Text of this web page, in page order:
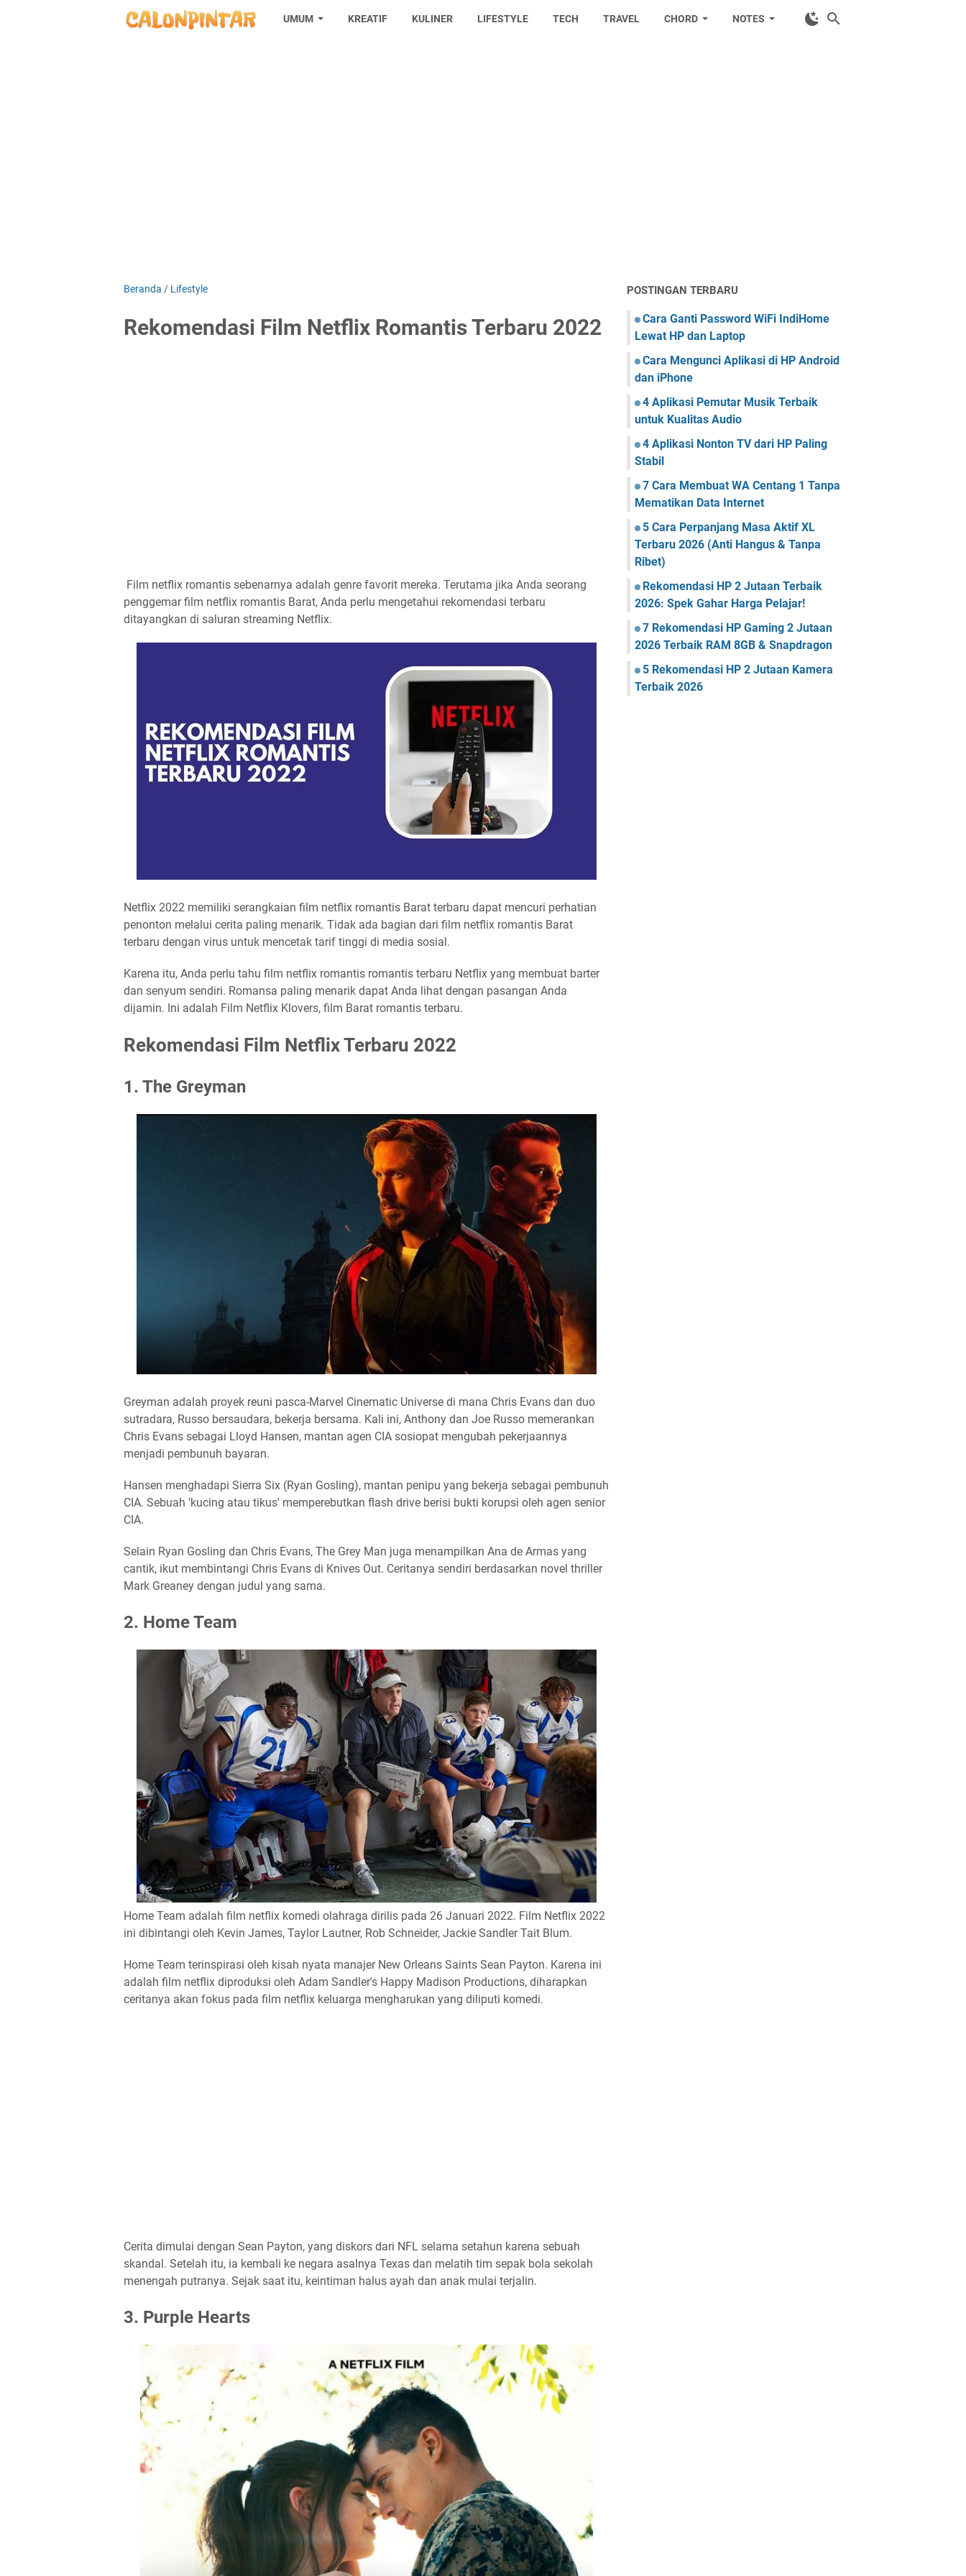
UMUM KREATIF KULINER LIFESTYLE TECH TRAVEL CHORD NOTES
Beranda / Lifestyle
Rekomendasi Film Netflix Romantis Terbaru 2022
Film netflix romantis sebenarnya adalah genre favorit mereka. Terutama jika Anda seorang
penggemar film netflix romantis Barat, Anda perlu mengetahui rekomendasi terbaru
ditayangkan di saluran streaming Netflix.
Netflix 2022 memiliki serangkaian film netflix romantis Barat terbaru dapat mencuri perhatian
penonton melalui cerita paling menarik. Tidak ada bagian dari film netflix romantis Barat
terbaru dengan virus untuk mencetak tarif tinggi di media sosial.
Karena itu, Anda perlu tahu film netflix romantis romantis terbaru Netflix yang membuat barter
dan senyum sendiri. Romansa paling menarik dapat Anda lihat dengan pasangan Anda
dijamin. Ini adalah Film Netflix Klovers, film Barat romantis terbaru.
Rekomendasi Film Netflix Terbaru 2022
1. The Greyman
Greyman adalah proyek reuni pasca-Marvel Cinematic Universe di mana Chris Evans dan duo
sutradara, Russo bersaudara, bekerja bersama. Kali ini, Anthony dan Joe Russo memerankan
Chris Evans sebagai Lloyd Hansen, mantan agen CIA sosiopat mengubah pekerjaannya
menjadi pembunuh bayaran.
Hansen menghadapi Sierra Six (Ryan Gosling), mantan penipu yang bekerja sebagai pembunuh
CIA. Sebuah 'kucing atau tikus' memperebutkan flash drive berisi bukti korupsi oleh agen senior
CIA.
Selain Ryan Gosling dan Chris Evans, The Grey Man juga menampilkan Ana de Armas yang
cantik, ikut membintangi Chris Evans di Knives Out. Ceritanya sendiri berdasarkan novel thriller
Mark Greaney dengan judul yang sama.
2. Home Team
Home Team adalah film netflix komedi olahraga dirilis pada 26 Januari 2022. Film Netflix 2022
ini dibintangi oleh Kevin James, Taylor Lautner, Rob Schneider, Jackie Sandler Tait Blum.
Home Team terinspirasi oleh kisah nyata manajer New Orleans Saints Sean Payton. Karena ini
adalah film netflix diproduksi oleh Adam Sandler's Happy Madison Productions, diharapkan
ceritanya akan fokus pada film netflix keluarga mengharukan yang diliputi komedi.
Cerita dimulai dengan Sean Payton, yang diskors dari NFL selama setahun karena sebuah
skandal. Setelah itu, ia kembali ke negara asalnya Texas dan melatih tim sepak bola sekolah
menengah putranya. Sejak saat itu, keintiman halus ayah dan anak mulai terjalin.
3. Purple Hearts
POSTINGAN TERBARU
Cara Ganti Password WiFi IndiHome
Lewat HP dan Laptop
Cara Mengunci Aplikasi di HP Android
dan iPhone
4 Aplikasi Pemutar Musik Terbaik
untuk Kualitas Audio
4 Aplikasi Nonton TV dari HP Paling
Stabil
7 Cara Membuat WA Centang 1 Tanpa
Mematikan Data Internet
5 Cara Perpanjang Masa Aktif XL
Terbaru 2026 (Anti Hangus & Tanpa
Ribet)
Rekomendasi HP 2 Jutaan Terbaik
2026: Spek Gahar Harga Pelajar!
7 Rekomendasi HP Gaming 2 Jutaan
2026 Terbaik RAM 8GB & Snapdragon
5 Rekomendasi HP 2 Jutaan Kamera
Terbaik 2026